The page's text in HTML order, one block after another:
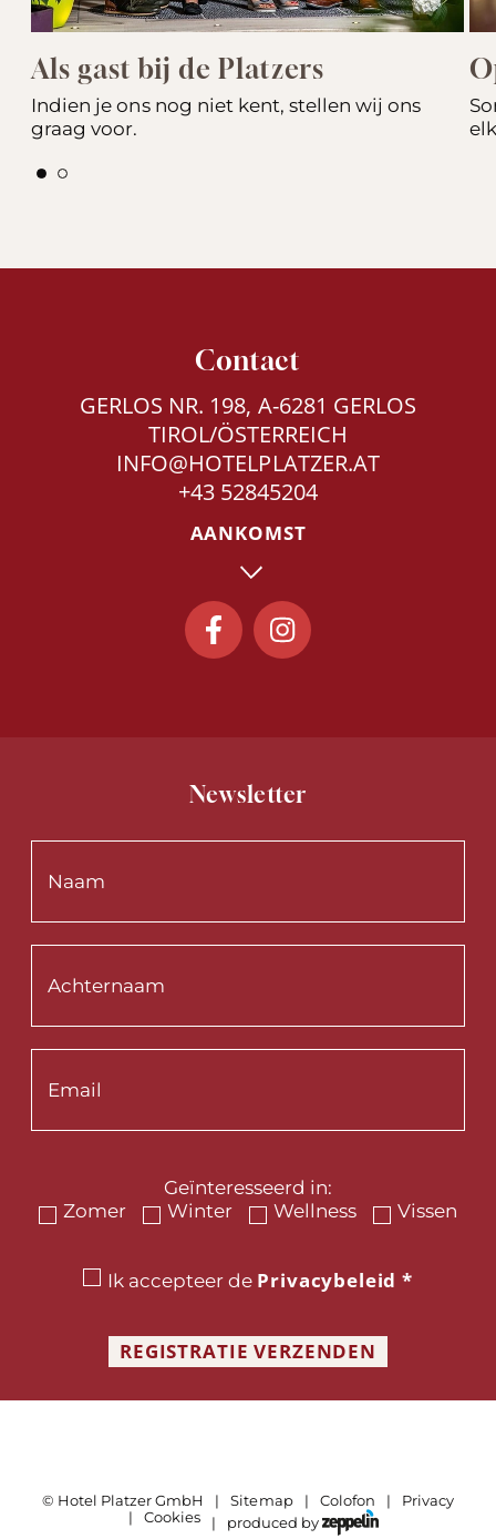
Als gast bij de Platzers
Indien je ons nog niet kent, stellen wij ons
graag voor.
Contact
GERLOS NR. 198, A-6281 GERLOS
TIROL/ÖSTERREICH
INFO@HOTELPLATZER.AT
+43 52845204
AANKOMST
Newsletter
Geïnteresseerd in:
Zomer
Winter Wellness Vissen
Ik accepteer de Privacybeleid*
REGISTRATIE VERZENDEN
© Hotel Platzer GmbH Sitemap Colofon
Privacy
Cookies
produced by